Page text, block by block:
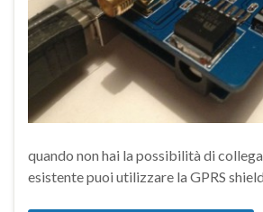
quando non hai la possibilità di
esistente puoi utilizzare la GPRS shield